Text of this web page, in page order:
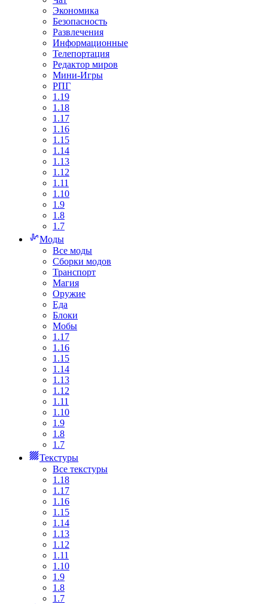
Экономика
Безопасность
Развлечения
Информационные
Телепортация
Редактор миров
Мини-Игры
РПГ
1.19
1.18
1.17
1.16
1.15
1.14
1.13
1.12
1.11
1.10
1.9
1.8
1.7
Моды
Все моды
Сборки модов
Транспорт
Магия
Оружие
Еда
Блоки
Мобы
1.17
1.16
1.15
1.14
1.13
1.12
1.11
1.10
1.9
1.8
1.7
Текстуры
Все текстуры
1.18
1.17
1.16
1.15
1.14
1.13
1.12
1.11
1.10
1.9
1.8
1.7